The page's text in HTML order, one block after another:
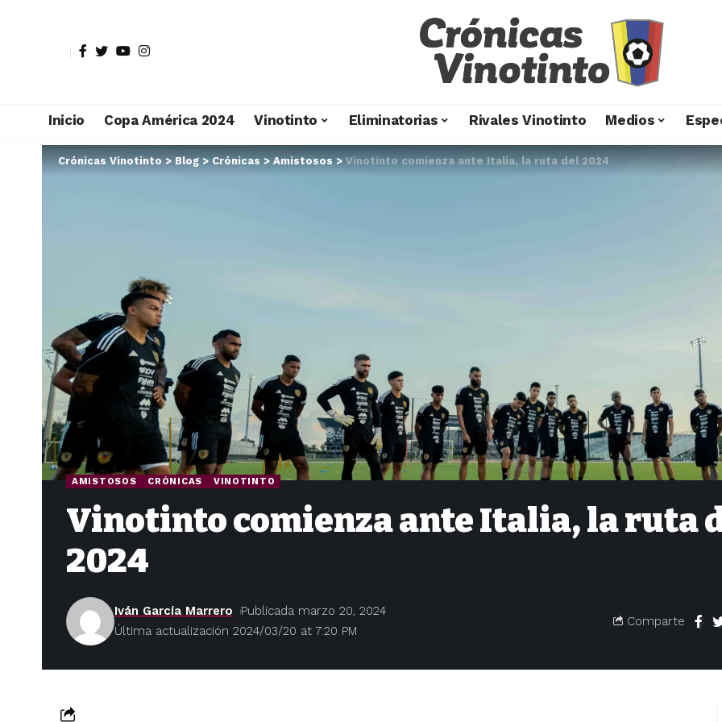
Inicio Copa América 2024 Vinotinto Eliminatorias Rivales Vinotinto Medios
Crónicas Vinotinto > Blog > Crónicas > Amistosos > Vinotinto comienza ante Italia, la ruta del 2024
AMISTOSOS CRÓNICAS VINOTINTO
Vinotinto comienza ante Italia, la ruta
2024
Última actualización 2024/03/20 at 7:20 PM
Iván García Marrero Publicada marzo 20, 2024
Comparte